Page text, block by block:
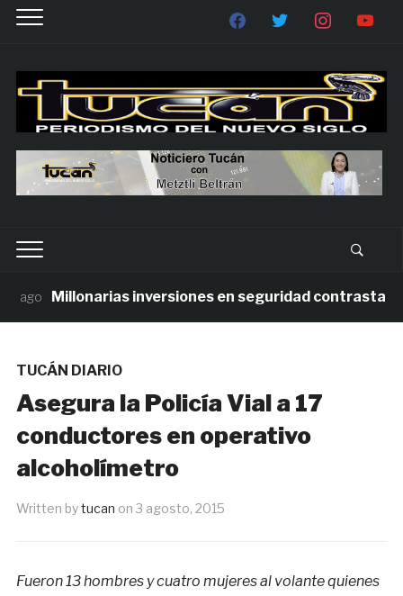
Millonarias inversiones en seguridad contrastan
TUCÁN DIARIO
Asegura la Policía Vial a 17
conductores en operativo
alcoholímetro
Written bytucan on 3 agosto, 2015
Fueron 13 hombres y cuatro mujeres al volante quienes